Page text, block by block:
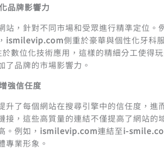
品牌影響力
站，針對不同市場和受眾進行精準定位。
ismilevip.com側重於豪華與個性化牙科
於數位化技術應用，這樣的精細分工使得
了品牌的市場影響力。
強信任度
升了每個網站在搜尋引擎中的信任度，進
接，這些高質量的連結不僅提高了網站的
。例如， ismilevip.com連結至i-
專業形象。